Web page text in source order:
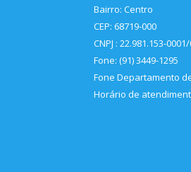
Bairro: Centro
CEP: 68719-000
CNPJ : 22.981.153-
Fone: (91) 3449-1295
Fone Departamento
Horário de